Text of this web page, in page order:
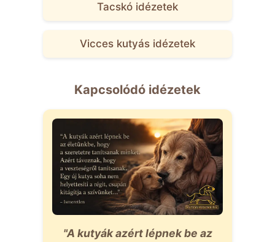
Tacskó idézetek
Vicces kutyás idézetek
Kapcsolódó idézetek
"A kutyák azért lépnek be az